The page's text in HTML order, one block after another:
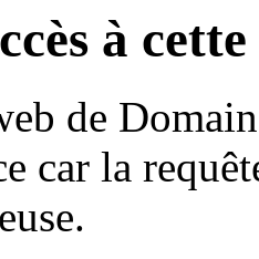
à
de
car la